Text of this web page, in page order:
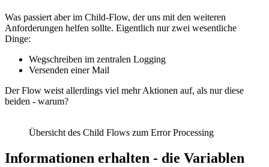
Was passiert aber im Child-Flow, der uns mit den weiteren
Anforderungen helfen sollte. Eigentlich nur zwei wesentliche
Dinge:
Wegschreiben im zentralen Logging
Versenden einer Mail
Der Flow weist allerdings viel mehr Aktionen auf, als nur diese
beiden - warum?
Übersicht des Child Flows zum Error Processing
Informationen erhalten - die Variablen